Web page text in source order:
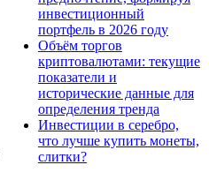
инвестиционный
портфель в 2026 году
Объём торгов
криптовалютами: текущие
показатели и
исторические данные для
определения тренда
Инвестиции в серебро,
что лучше купить монеты,
слитки?